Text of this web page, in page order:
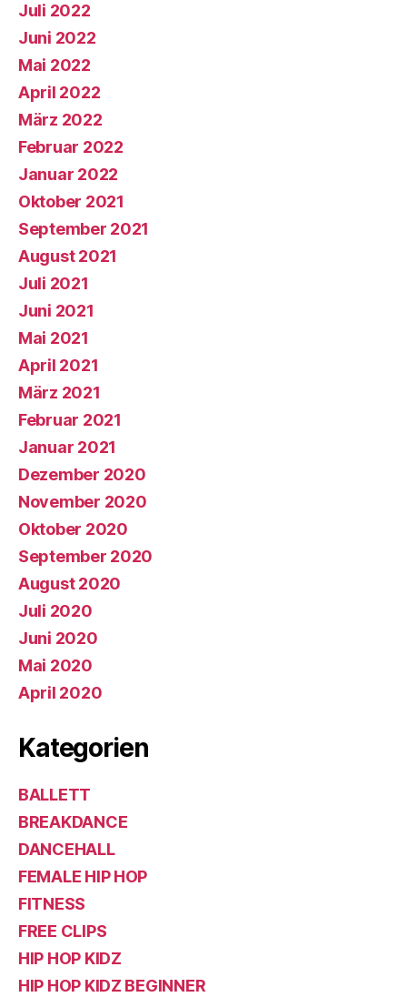
Juli 2022
Juni 2022
Mai 2022
April 2022
März 2022
Februar 2022
Januar 2022
Oktober 2021
September 2021
August 2021
Juli 2021
Juni 2021
Mai 2021
April 2021
März 2021
Februar 2021
Januar 2021
Dezember 2020
November 2020
Oktober 2020
September 2020
August 2020
Juli 2020
Juni 2020
Mai 2020
April 2020
Kategorien
BALLETT
BREAKDANCE
DANCEHALL
FEMALE HIP HOP
FITNESS
FREE CLIPS
HIP HOP KIDZ
HIP HOP KIDZ BEGINNER